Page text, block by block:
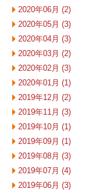
2020年06月 (2)
2020年05月 (3)
2020年04月 (3)
2020年03月 (2)
2020年02月 (3)
2020年01月 (1)
2019年12月 (2)
2019年11月 (3)
2019年10月 (1)
2019年09月 (1)
2019年08月 (3)
2019年07月 (4)
2019年06月 (3)